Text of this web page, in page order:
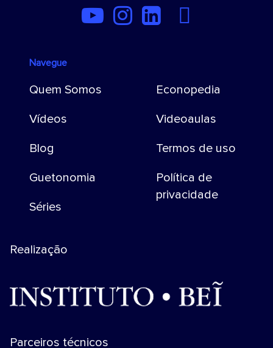
Navegue
Quem Somos
Vídeos
Blog
Guetonomia
Séries
Econopedia
Videoaulas
Termos de uso
Política de
privacidade
Realização
Parceiros técnicos